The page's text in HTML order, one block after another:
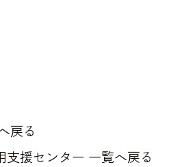
戻る
支援センター 一覧へ戻る